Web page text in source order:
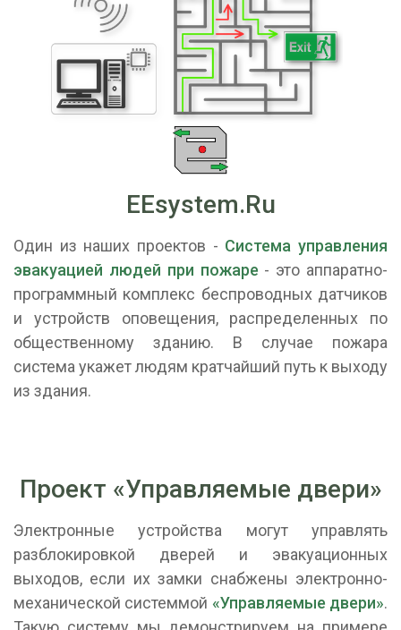
EEsystem.Ru
Один из наших проектов - Система управления
эвакуацией людей при пожаре - это аппаратно-
программный комплекс беспроводных датчиков
и устройств оповещения, распределенных по
общественному зданию. В случае пожара
система укажет людям кратчайший путь к выходу
из здания.
Проект «Управляемые двери»
Электронные устройства могут управлять
разблокировкой дверей и эвакуационных
выходов, если их замки снабжены электронно-
механической системмой «Управляемые двери».